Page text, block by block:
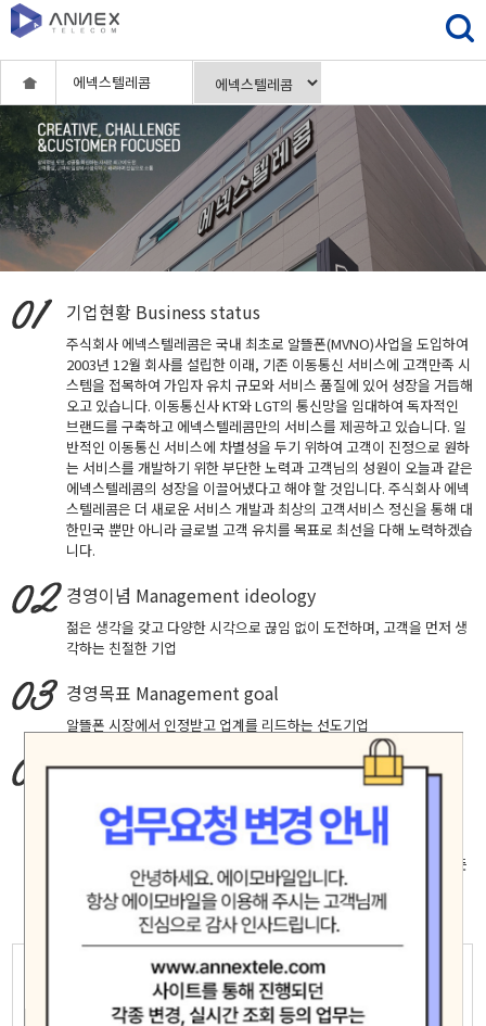
에넥스텔레콤
기업현황 Business status
주식회사 에넥스텔레콤은 국내 최초로 알뜰폰(MVNO)사업을 도입하여
2003년 12월 회사를 설립한 이래, 기존 이동통신 서비스에 고객만족 시
스템을 접목하여 가입자 유치 규모와 서비스 품질에 있어 성장을 거듭해
오고 있습니다. 이동통신사 KT와 LGT의 통신망을 임대하여 독자적인
브랜드를 구축하고 에넥스텔레콤만의 서비스를 제공하고 있습니다. 일
반적인 이동통신 서비스에 차별성을 두기 위하여 고객이 진정으로 원하
는 서비스를 개발하기 위한 부단한 노력과 고객님의 성원이 오늘과 같은
에넥스텔레콤의 성장을 이끌어냈다고 해야 할 것입니다. 주식회사 에넥
스텔레콤은 더 새로운 서비스 개발과 최상의 고객서비스 정신을 통해 대
한민국 뿐만 아니라 글로벌 고객 유치를 목표로 최선을 다해 노력하겠습
니다.
경영이념 Management ideology
젊은 생각을 갖고 다양한 시각으로 끊임 없이 도전하며, 고객을 먼저 생
각하는 친절한 기업
경영목표 Management goal
알뜰폰 시장에서 인정받고 업계를 리드하는 선도기업
핵심가치Core Values
창의적 도전, 실패에 안주하지 않고 성공을 확신하는 자세로 최고에 도
전합니다.
고객중심, 고객의 입장에서 생각하고 배려하며 진심으로 소통합니다.
책임과 헌신, 신뢰 존중 배려가 깃든 마음으로 직원 제휴사 고객등 모든
인연을 소중히 여기며 공정하고 바르게 행동합니다.
모험(Adventure)
우리는 자유롭고 창의적인 상상력으로
새로운 가치창조에 끊임없이 도전하고모험